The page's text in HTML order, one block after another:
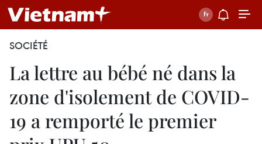
SOCIÉTÉ
La lettre au bébé né dans la
zone d'isolement de COVID-
19 a remporté le premier